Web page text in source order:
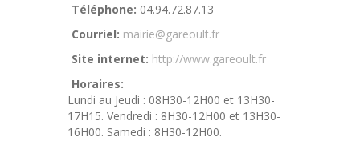
Téléphone: 04.94.72.87.13
Courriel: mairie@gareoult.fr
Site internet: http://www.gareoult.fr
Horaires:
Lundi au Jeudi : 08H30-12H00 et 13H30-
17H15. Vendredi : 8H30-12H00 et 13H30-
16H00. Samedi : 8H30-12H00.